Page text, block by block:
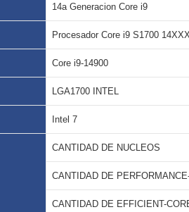
14a Generacion Core i9
Procesador Core i9 S1700
Core i9-14900
LGA1700 INTEL
Intel 7
CANTIDAD DE NUCLEOS
CANTIDAD DE
CANTIDAD DE EFFICIENT-